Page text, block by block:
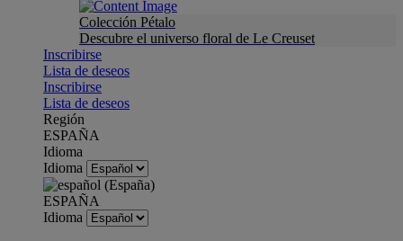
Colección Pétalo
Descubre el universo floral de Le Creuset
Inscribirse
Lista de deseos
Inscribirse
Lista de deseos
Región
ESPAÑA
Idioma
Idioma
ESPAÑA
Idioma